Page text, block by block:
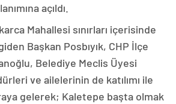
açıldı.
Mahallesi sınırları içerisinde
Başkan Posbıyık, CHP İlçe
Belediye Meclis Üyesi
ve ailelerinin de katılımı ile
gelerek; Kaletepe başta olmak